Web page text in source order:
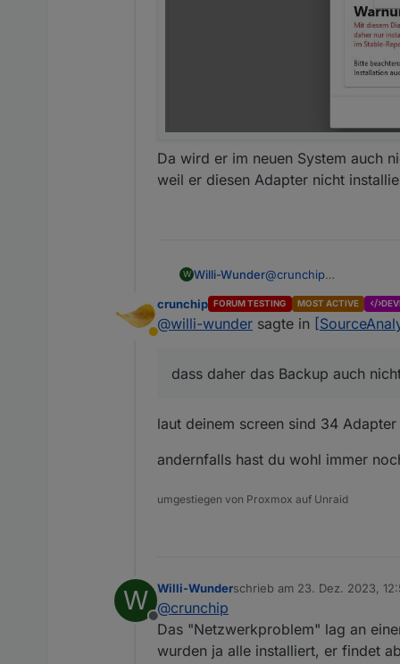
Da wird er im neuen System auch
weil er diesen Adapter nicht
W Willi-Wunder@crunchip
Da wird er im neuen
Abwesend
crunchip FORUM TESTING MOST ACTIVE
@willi-wunder sagte in
dass daher das Backup auch
laut deinem screen sind 34
andernfalls hast du wohl immer
umgestiegen von Proxmox auf Unraid
W
Offline
Willi-Wunderschrieb am 23. Dez. 2023,
zuletzt editiert von
@crunchip
Das "Netzwerkproblem" lag an
wurden ja alle installiert, er findet